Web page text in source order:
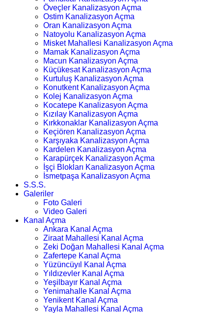
Öveçler Kanalizasyon Açma
Ostim Kanalizasyon Açma
Oran Kanalizasyon Açma
Natoyolu Kanalizasyon Açma
Misket Mahallesi Kanalizasyon Açma
Mamak Kanalizasyon Açma
Macun Kanalizasyon Açma
Küçükesat Kanalizasyon Açma
Kurtuluş Kanalizasyon Açma
Konutkent Kanalizasyon Açma
Kolej Kanalizasyon Açma
Kocatepe Kanalizasyon Açma
Kızılay Kanalizasyon Açma
Kırkkonaklar Kanalizasyon Açma
Keçiören Kanalizasyon Açma
Karşıyaka Kanalizasyon Açma
Kardelen Kanalizasyon Açma
Karapürçek Kanalizasyon Açma
İşçi Blokları Kanalizasyon Açma
İsmetpaşa Kanalizasyon Açma
S.S.S.
Galeriler
Foto Galeri
Video Galeri
Kanal Açma
Ankara Kanal Açma
Ziraat Mahallesi Kanal Açma
Zeki Doğan Mahallesi Kanal Açma
Zafertepe Kanal Açma
Yüzüncüyıl Kanal Açma
Yıldızevler Kanal Açma
Yeşilbayır Kanal Açma
Yenimahalle Kanal Açma
Yenikent Kanal Açma
Yayla Mahallesi Kanal Açma